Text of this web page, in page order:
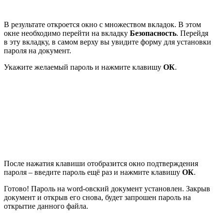
В результате откроется окно с множеством вкладок. В этом
окне необходимо перейти на вкладку Безопасность. Перейдя
в эту вкладку, в самом верху вы увидите форму для установки
пароля на документ.
Укажите желаемый пароль и нажмите клавишу ОК.
После нажатия клавиши отобразится окно подтверждения
пароля – введите пароль ещё раз и нажмите клавишу ОК.
Готово! Пароль на word-овский документ установлен. Закрыв
документ и открыв его снова, будет запрошен пароль на
открытие данного файла.